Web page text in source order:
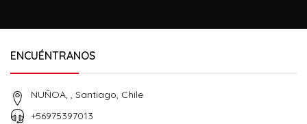
ENCUÉNTRANOS
NUÑOA, , Santiago, Chile
+56975397013